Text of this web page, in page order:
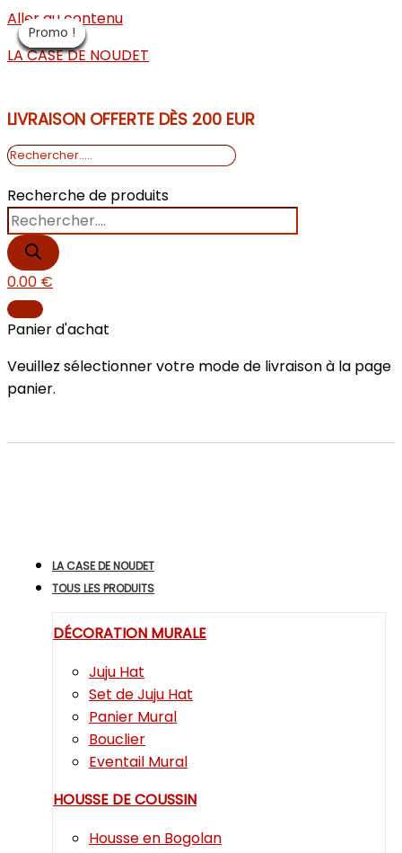
Aller au contenu
LA CASE DE NOUDET
LIVRAISON OFFERTE DÈS 200 EUR
Recherche de produits
0.00 €
Panier d'achat
Veuillez sélectionner votre mode de livraison à la page
panier.
LA CASE DE NOUDET
TOUS LES PRODUITS
DÉCORATION MURALE
Juju Hat
Set de Juju Hat
Panier Mural
Bouclier
Eventail Mural
HOUSSE DE COUSSIN
Housse en Bogolan
Promo !
Promo !
Promo !
Promo !
Promo !
Promo !
Promo !
Promo !
Promo !